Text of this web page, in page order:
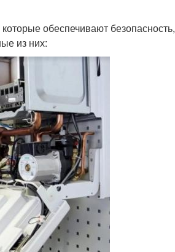
обеспечивают безопасность,
из них: